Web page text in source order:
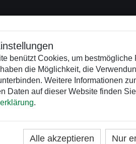
benützt Cookies, um bestmögliche
die Möglichkeit, die
Weitere Informationen
Daten auf dieser Website finden
.
Alle akzeptieren Nur
KUNSTSTOFFVERTEILER
(GFK LEER)